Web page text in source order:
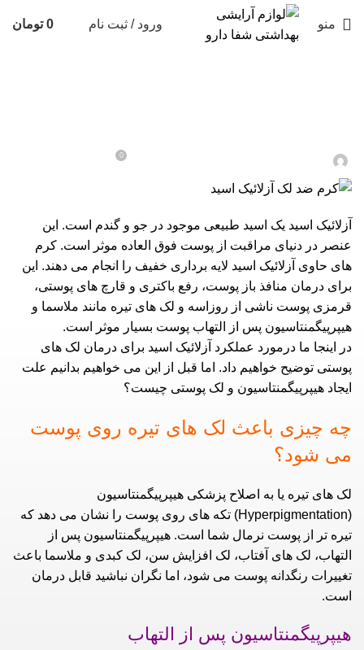
منو ورود / ثبت نام 0 تومان
0
آزلائیک اسید یک اسید طبیعی موجود در جو و گندم است. این
عنصر در دنیای مراقبت از پوست فوق العاده موثر است. کرم
های حاوی آزلائیک اسید لایه برداری خفیف را انجام می دهند. این
برای درمان منافذ باز پوست، رفع باکتری و قارچ های پوستی،
قرمزی پوست ناشی از روزاسه و لک های تیره مانند ملاسما و
هیپرپیگمنتاسیون پس از التهاب پوست بسیار موثر است.
در اینجا ما درمورد عملکرد آزلائیک اسید برای درمان لک های
پوستی توضیح خواهیم داد. اما قبل از این می خواهیم بدانیم علت
ایجاد هیپرپیگمنتاسیون و لک پوستی چیست؟
چه چیزی باعث لک های تیره روی پوست
می شود؟
لک های تیره یا به اصلاح پزشکی هیپرپیگمنتاسیون
(Hyperpigmentation) تکه های روی پوست را نشان می دهد که
تیره تر از پوست نرمال شما است. هیپرپیگمنتاسیون پس از
التهاب، لک های آفتاب، لک افزایش سن، لک کبدی و ملاسما باعث
تغییرات رنگدانه پوست می شود، اما نگران نباشید قابل درمان
است.
هیپرپیگمنتاسیون پس از التهاب